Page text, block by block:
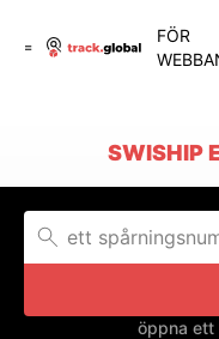
FÖR
SWISHIP
öppna ett